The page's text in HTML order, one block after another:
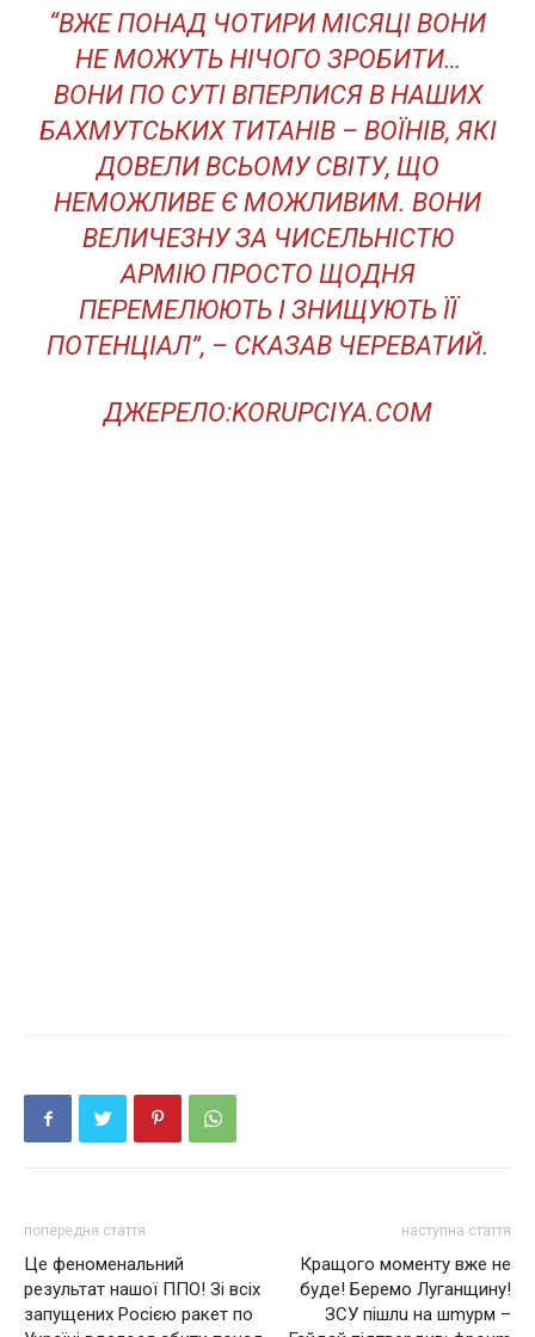
“ВЖЕ ПОНАД ЧОТИРИ МІСЯЦІ ВОНИ
НЕ МОЖУТЬ НІЧОГО ЗРОБИТИ…
ВОНИ ПО СУТІ ВПЕРЛИСЯ В НАШИХ
БАХМУТСЬКИХ ТИТАНІВ – ВОЇНІВ, ЯКІ
ДОВЕЛИ ВСЬОМУ СВІТУ, ЩО
НЕМОЖЛИВЕ Є МОЖЛИВИМ. ВОНИ
ВЕЛИЧЕЗНУ ЗА ЧИСЕЛЬНІСТЮ
АРМІЮ ПРОСТО ЩОДНЯ
ПЕРЕМЕЛЮЮТЬ І ЗНИЩУЮТЬ ЇЇ
ПОТЕНЦІАЛ”, – СКАЗАВ ЧЕРЕВАТИЙ.
ДЖЕРЕЛО:KORUPCIYA.COM
попередня стаття
Це феноменальний
результат нашої ППО! Зі всіх
запущених Росією ракет по
наступна стаття
Кращого моменту вже не
буде! Беремо Луганщину!
ЗСУ пішлu на шmурм –